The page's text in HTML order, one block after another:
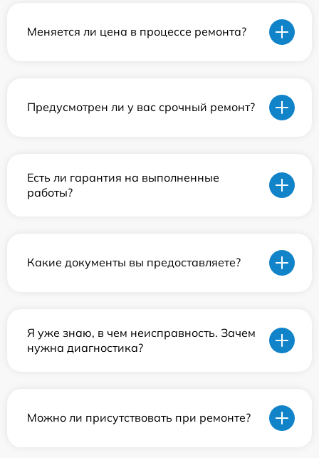
Меняется ли цена в процессе ремонта?
Предусмотрен ли у вас срочный ремонт?
Есть ли гарантия на выполненные
работы?
Какие документы вы предоставляете?
Я уже знаю, в чем неисправность. Зачем
нужна диагностика?
Можно ли присутствовать при ремонте?